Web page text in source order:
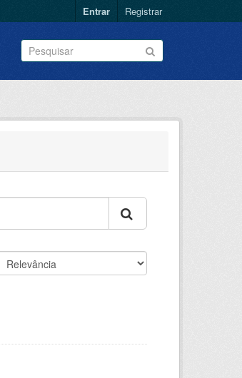
Entrar Registrar